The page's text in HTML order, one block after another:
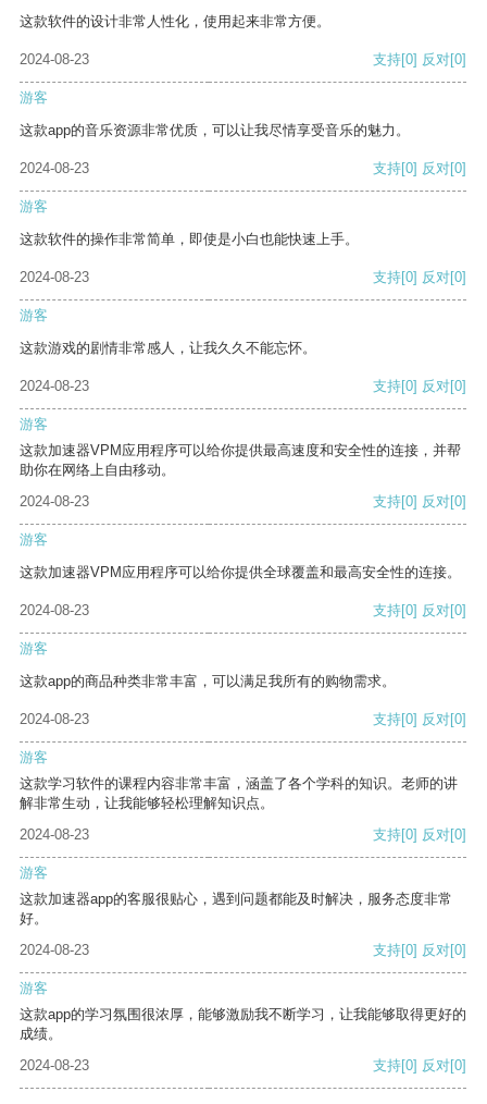
这款软件的设计非常人性化，使用起来非常方便。
2024-08-23 支持[0] 反对[0]
游客
这款app的音乐资源非常优质，可以让我尽情享受音乐的魅力。
2024-08-23 支持[0] 反对[0]
游客
这款软件的操作非常简单，即使是小白也能快速上手。
2024-08-23 支持[0] 反对[0]
游客
这款游戏的剧情非常感人，让我久久不能忘怀。
2024-08-23 支持[0] 反对[0]
游客
这款加速器VPM应用程序可以给你提供最高速度和安全性的连接，并帮
助你在网络上自由移动。
2024-08-23
支持[0] 反对[0]
游客
这款加速器VPM应用程序可以给你提供全球覆盖和最高安全性的连接。
2024-08-23 支持[0] 反对[0]
游客
这款app的商品种类非常丰富，可以满足我所有的购物需求。
2024-08-23 支持[0] 反对[0]
游客
这款学习软件的课程内容非常丰富，涵盖了各个学科的知识。老师的讲
解非常生动，让我能够轻松理解知识点。
2024-08-23
支持[0] 反对[0]
游客
这款加速器app的客服很贴心，遇到问题都能及时解决，服务态度非常
好。
2024-08-23
支持[0] 反对[0]
游客
这款app的学习氛围很浓厚，能够激励我不断学习，让我能够取得更好的
成绩。
2024-08-23
支持[0] 反对[0]